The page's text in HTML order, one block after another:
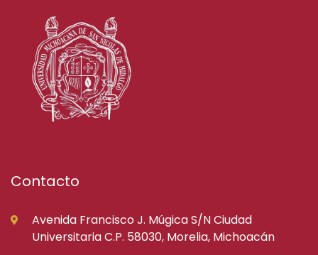
Contacto
Avenida Francisco J. Múgica S/N Ciudad
Universitaria C.P. 58030, Morelia, Michoacán